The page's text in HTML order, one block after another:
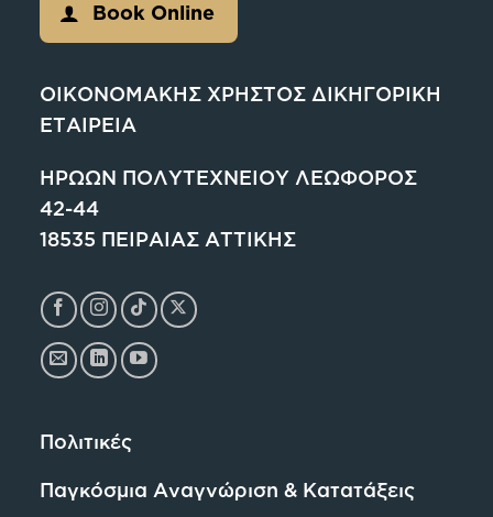
Book Online
ΟΙΚΟΝΟΜΑΚΗΣ ΧΡΗΣΤΟΣ ΔΙΚΗΓΟΡΙΚΗ
ΕΤΑΙΡΕΙΑ
ΗΡΩΩΝ ΠΟΛΥΤΕΧΝΕΙΟΥ ΛΕΩΦΟΡΟΣ
42-44
18535 ΠΕΙΡΑΙΑΣ ΑΤΤΙΚΗΣ
Πολιτικές
Παγκόσμια Αναγνώριση & Κατατάξεις